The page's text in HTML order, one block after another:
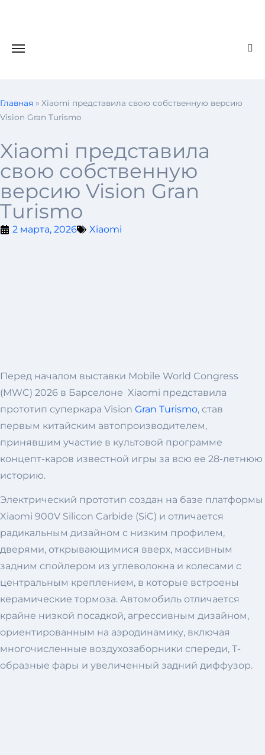
Главная » Xiaomi представила свою собственную версию
Vision Gran Turismo
Xiaomi представила
свою собственную
версию Vision Gran
Turismo
2 марта, 2026 Xiaomi
Перед началом выставки Mobile World Congress
(MWC) 2026 в Барселоне Xiaomi представила
прототип суперкара Vision Gran Turismo, став
первым китайским автопроизводителем,
принявшим участие в культовой программе
концепт-каров известной игры за всю ее 28-летнюю
историю.
Электрический прототип создан на базе платформы
Xiaomi 900V Silicon Carbide (SiC) и отличается
радикальным дизайном с низким профилем,
дверями, открывающимися вверх, массивным
задним спойлером из углеволокна и колесами с
центральным креплением, в которые встроены
керамические тормоза. Автомобиль отличается
крайне низкой посадкой, агрессивным дизайном,
ориентированным на аэродинамику, включая
многочисленные воздухозаборники спереди, Т-
образные фары и увеличенный задний диффузор.